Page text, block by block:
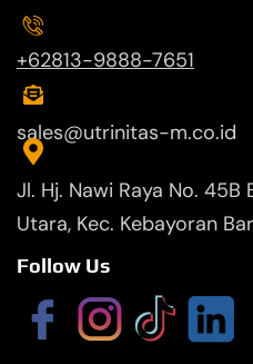
+62813-9888-7651
sales@utrinitas-m.co.id
Jl. Hj. Nawi Raya No. 45B
Utara, Kec. Kebayoran
Follow Us